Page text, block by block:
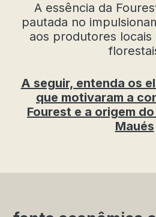
A essência da
pautada no
aos produtores
A seguir, entenda os
que motivaram a
Fourest e a origem
Maués